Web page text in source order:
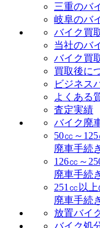
三重のバ
岐阜のバ
バイク買
当社のバ
バイク買
買取後に
ビジネス
よくある
査定実績
バイク廃
50㏄～
廃車手続
126㏄～
廃車手続
251㏄以
廃車手続
放置バイ